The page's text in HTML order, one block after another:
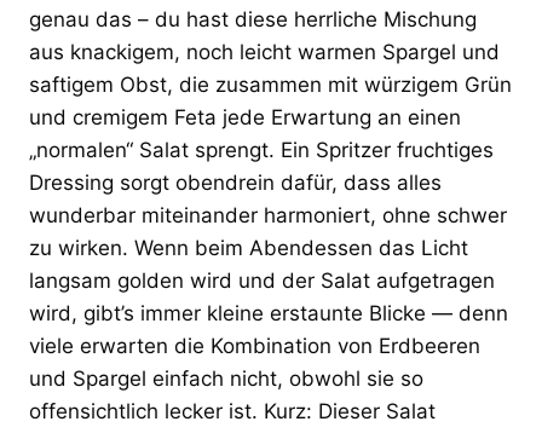
genau das – du hast diese herrliche Mischung
aus knackigem, noch leicht warmen Spargel und
saftigem Obst, die zusammen mit würzigem Grün
und cremigem Feta jede Erwartung an einen
„normalen“ Salat sprengt. Ein Spritzer fruchtiges
Dressing sorgt obendrein dafür, dass alles
wunderbar miteinander harmoniert, ohne schwer
zu wirken. Wenn beim Abendessen das Licht
langsam golden wird und der Salat aufgetragen
wird, gibt’s immer kleine erstaunte Blicke — denn
viele erwarten die Kombination von Erdbeeren
und Spargel einfach nicht, obwohl sie so
offensichtlich lecker ist. Kurz: Dieser Salat